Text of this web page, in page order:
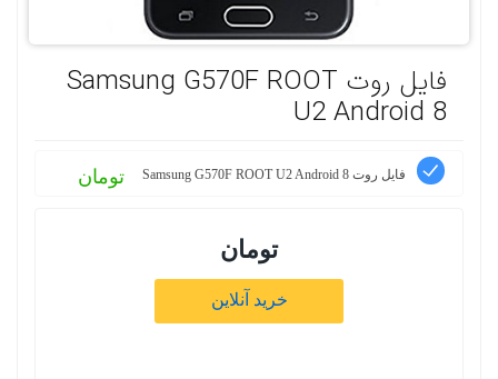
فایل روت Samsung G570F ROOT
U2 Android 8
فایل روت Samsung G570F ROOT U2 Android 8 تومان
تومان
خرید آنلاین